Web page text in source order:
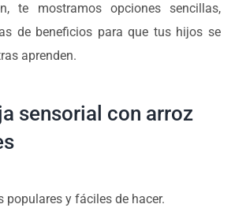
te mostramos opciones sencillas,
de beneficios para que tus hijos se
aprenden.
sensorial con arroz
populares y fáciles de hacer.